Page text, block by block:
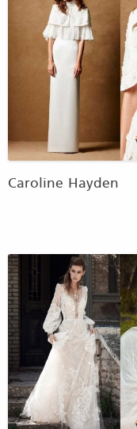
Caroline Hayden